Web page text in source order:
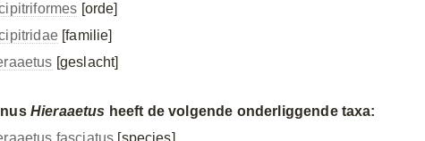
[orde]
[familie]
[geslacht]
Hieraaetus heeft de volgende onderliggende taxa:
fasciatus [species]